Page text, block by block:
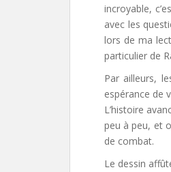
incroyable,
avec les
lors de ma
particulier de
Par ailleurs,
espérance de
L’histoire
peu à peu, et
de combat.
Le dessin